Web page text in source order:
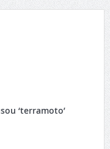
‘terramoto’